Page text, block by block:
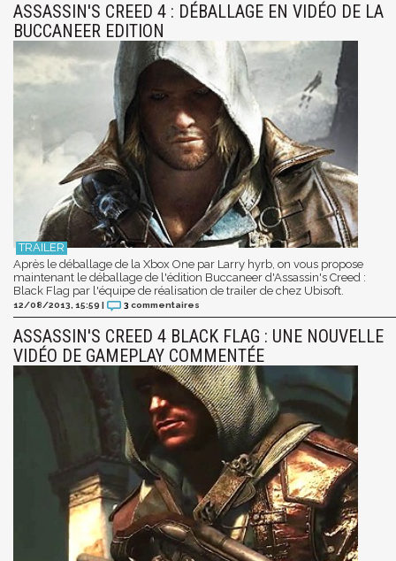
ASSASSIN'S CREED 4 : DÉBALLAGE EN VIDÉO DE LA
BUCCANEER EDITION
Après le déballage de la Xbox One par Larry hyrb, on vous propose
maintenant le déballage de l'édition Buccaneer d'Assassin's Creed :
Black Flag par l'équipe de réalisation de trailer de chez Ubisoft.
12/08/2013, 15:59 3 commentaires
ASSASSIN'S CREED 4 BLACK FLAG : UNE NOUVELLE
VIDÉO DE GAMEPLAY COMMENTÉE